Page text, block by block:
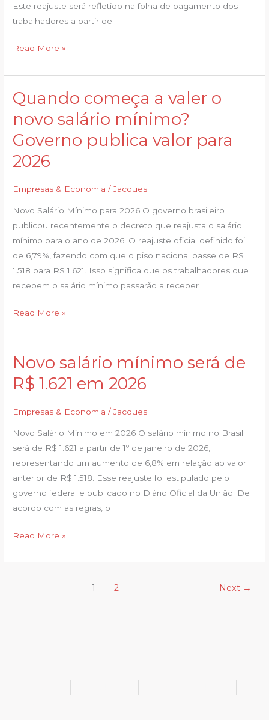
Este reajuste será refletido na folha de pagamento dos
trabalhadores a partir de
aponta
Read More »
Quando começa a valer o
novo salário mínimo?
Governo publica valor para
2026
Empresas & Economia /Jacques
Novo Salário Mínimo para 2026 O governo brasileiro
publicou recentemente o decreto que reajusta o salário
mínimo para o ano de 2026. O reajuste oficial definido foi
de 6,79%, fazendo com que o piso nacional passe de R$
1.518 para R$ 1.621. Isso significa que os trabalhadores que
recebem o salário mínimo passarão a receber
Quando
começa
a
valer
o
novo
salário
Governo
publica
valor
para
2026
Read More »
Novo salário mínimo será de
R$ 1.621 em 2026
Empresas & Economia /Jacques
Novo Salário Mínimo em 2026 O salário mínimo no Brasil
será de R$ 1.621 a partir de 1º de janeiro de 2026,
representando um aumento de 6,8% em relação ao valor
anterior de R$ 1.518. Esse reajuste foi estipulado pelo
governo federal e publicado no Diário Oficial da União. De
acordo com as regras, o
Novo
salário
mínimo
R$
1.621
em
2026
Read More »
1 2 Next →